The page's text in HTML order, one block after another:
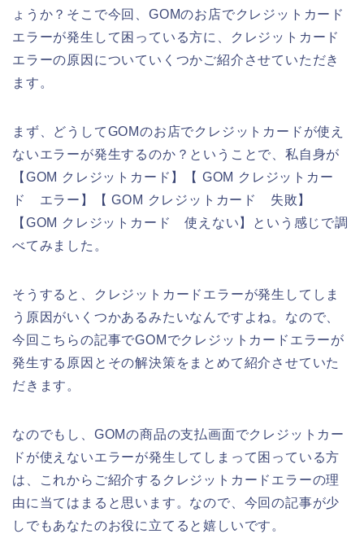
ょうか？そこで今回、GOMのお店でクレジットカード
エラーが発生して困っている方に、クレジットカード
エラーの原因についていくつかご紹介させていただき
ます。
まず、どうしてGOMのお店でクレジットカードが使え
ないエラーが発生するのか？ということで、私自身が
【GOM クレジットカード】【 GOM クレジットカー
ド エラー】【 GOM クレジットカード 失敗】
【GOM クレジットカード 使えない】という感じで調
べてみました。
そうすると、クレジットカードエラーが発生してしま
う原因がいくつかあるみたいなんですよね。なので、
今回こちらの記事でGOMでクレジットカードエラーが
発生する原因とその解決策をまとめて紹介させていた
だきます。
なのでもし、GOMの商品の支払画面でクレジットカー
ドが使えないエラーが発生してしまって困っている方
は、これからご紹介するクレジットカードエラーの理
由に当てはまると思います。なので、今回の記事が少
しでもあなたのお役に立てると嬉しいです。